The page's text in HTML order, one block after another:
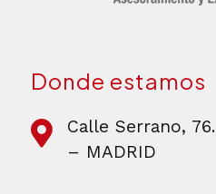
Donde estamos
Calle Serrano,
– MADRID